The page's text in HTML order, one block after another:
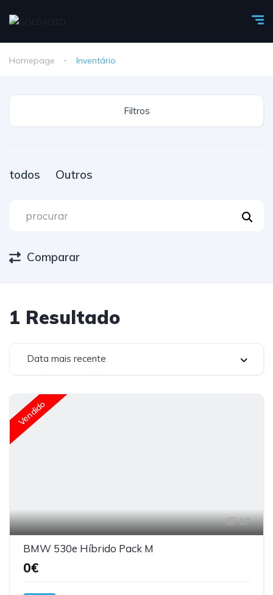
Homepage Inventário
Filtros
todos Outros
Comparar
1 Resultado
Data mais recente
Vendido
17
BMW 530e Híbrido Pack M
0€